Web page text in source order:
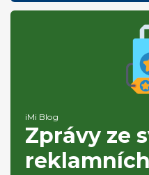
iMi Blog
Zprávy ze